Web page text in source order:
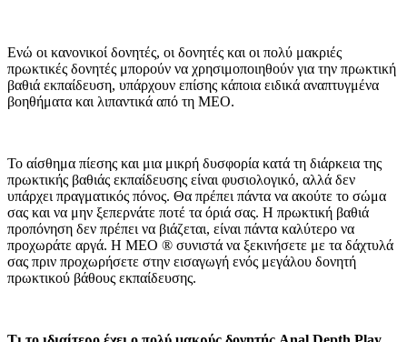
Ενώ οι κανονικοί δονητές, οι δονητές και οι πολύ μακριές
πρωκτικές δονητές μπορούν να χρησιμοποιηθούν για την πρωκτική
βαθιά εκπαίδευση, υπάρχουν επίσης κάποια ειδικά αναπτυγμένα
βοηθήματα και λιπαντικά από τη MEO.
Το αίσθημα πίεσης και μια μικρή δυσφορία κατά τη διάρκεια της
πρωκτικής βαθιάς εκπαίδευσης είναι φυσιολογικό, αλλά δεν
υπάρχει πραγματικός πόνος. Θα πρέπει πάντα να ακούτε το σώμα
σας και να μην ξεπερνάτε ποτέ τα όριά σας. Η πρωκτική βαθιά
προπόνηση δεν πρέπει να βιάζεται, είναι πάντα καλύτερο να
προχωράτε αργά. Η MEO ® συνιστά να ξεκινήσετε με τα δάχτυλά
σας πριν προχωρήσετε στην εισαγωγή ενός μεγάλου δονητή
πρωκτικού βάθους εκπαίδευσης.